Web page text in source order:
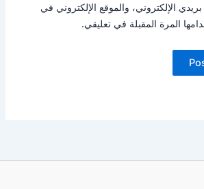
الإلكتروني، والموقع الإلكتروني في
المرة المقبلة في تعليقي.